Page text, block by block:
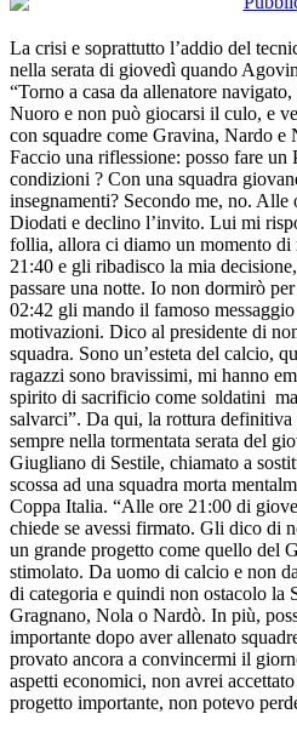
La crisi e soprattutto l’addio del
nella serata di giovedì quando
“Torno a casa da allenatore
Nuoro e non può giocarsi il culo, e
con squadre come Gravina, Nardo e
Faccio una riflessione: posso fare un
condizioni ? Con una squadra
insegnamenti? Secondo me, no.
Diodati e declino l’invito. Lui mi
follia, allora ci diamo un momento
21:40 e gli ribadisco la mia
passare una notte. Io non dormirò
02:42 gli mando il famoso
motivazioni. Dico al presidente di
squadra. Sono un’esteta del calcio,
ragazzi sono bravissimi, mi hanno
spirito di sacrificio come soldatini
salvarci”. Da qui, la rottura definitiva
sempre nella tormentata serata del
Giugliano di Sestile, chiamato a
scossa ad una squadra morta
Coppa Italia. “Alle ore 21:00 di
chiede se avessi firmato. Gli dico di
un grande progetto come quello del
stimolato. Da uomo di calcio e non
di categoria e quindi non ostacolo la
Gragnano, Nola o Nardò. In più,
importante dopo aver allenato
provato ancora a convincermi il
aspetti economici, non avrei
progetto importante, non potevo